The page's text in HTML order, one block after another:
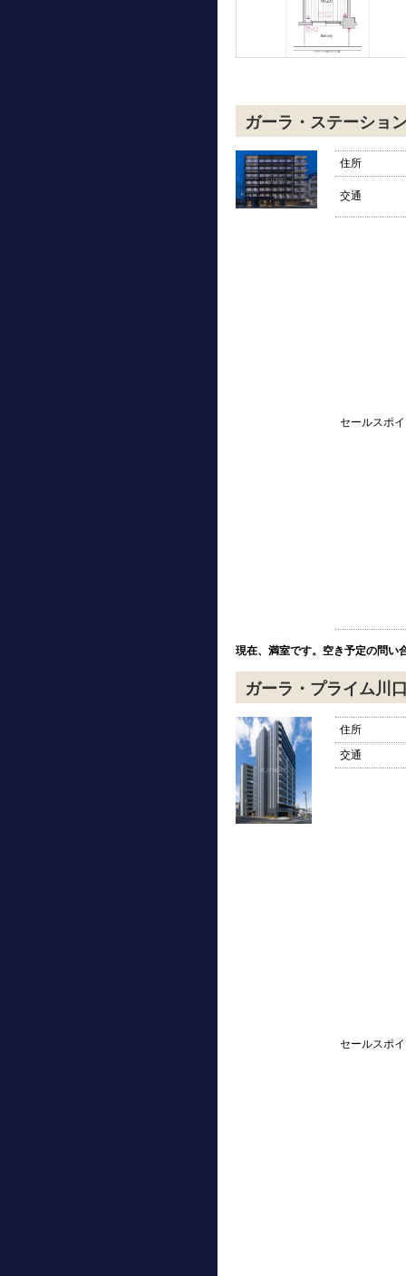
ガーラ・ステーショ
住所
交通
セールスポ
現在、満室です。空き予定の問い
ガーラ・プライム川
住所
交通
セールスポ